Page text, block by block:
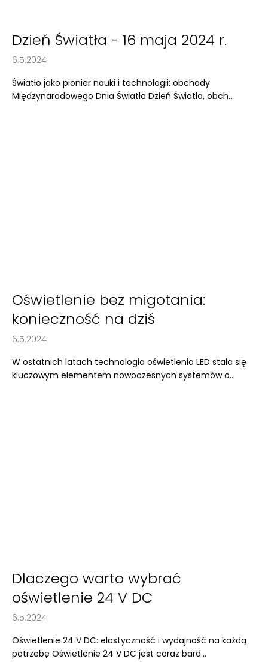
Dzień Światła - 16 maja 2024 r.
6.5.2024
Światło jako pionier nauki i technologii: obchody
Międzynarodowego Dnia Światła Dzień Światła, obch...
Oświetlenie bez migotania:
konieczność na dziś
6.5.2024
W ostatnich latach technologia oświetlenia LED stała się
kluczowym elementem nowoczesnych systemów o...
Dlaczego warto wybrać
oświetlenie 24 V DC
6.5.2024
Oświetlenie 24 V DC: elastyczność i wydajność na każdą
potrzebę Oświetlenie 24 V DC jest coraz bard...